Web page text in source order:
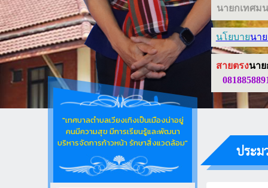
นายกเทศม
นโยบายนา
สายตรงนาย
"เทศบาลตำบลเวียงเทิงเป็นเมืองน่าอยู่
คนมีความสุข มีการเรียนรู้และพัฒนา
บริหารจัดการก้าวหน้า รักษาสิ่งแวดล้อม"
ประม